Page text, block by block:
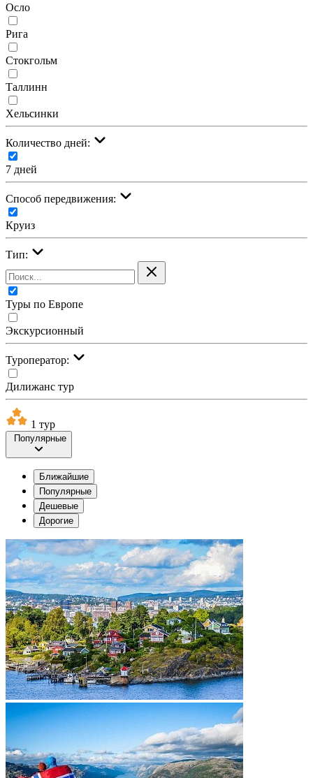
Осло
Рига
Стокгольм
Таллинн
Хельсинки
Количество дней:
7 дней
Cпособ передвижения:
Круиз
Тип:
Туры по Европе
Экскурсионный
Туроператор:
Дилижанс тур
1 тур
Популярные
Ближайшие
Популярные
Дешевые
Дорогие